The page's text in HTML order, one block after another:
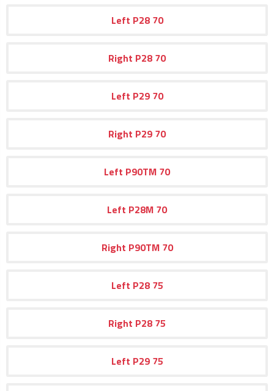
Left P28 70
Right P28 70
Left P29 70
Right P29 70
Left P90TM 70
Left P28M 70
Right P90TM 70
Left P28 75
Right P28 75
Left P29 75